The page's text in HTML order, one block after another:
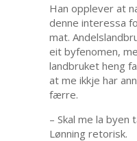
Han opplever at
denne interessa
mat.
eit byfenomen,
landbruket heng
at me ikkje har
færre.
– Skal me la byen
Lønning retorisk.